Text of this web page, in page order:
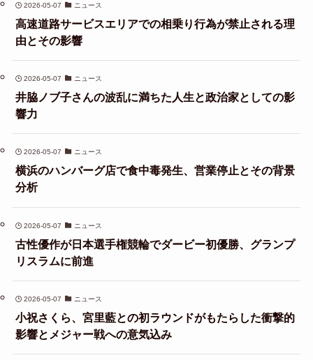
2026-05-07 ニュース
高速道路サービスエリアでの相乗り行為が禁止される理
由とその影響
2026-05-07 ニュース
井脇ノブ子さんの波乱に満ちた人生と政治家としての影
響力
2026-05-07 ニュース
横浜のハンバーグ店で食中毒発生、営業停止とその背景
分析
2026-05-07 ニュース
古性優作が日本選手権競輪でダービー初優勝、グランプ
リスラムに前進
2026-05-07 ニュース
小祝さくら、宮里藍との初ラウンドがもたらした衝撃的
影響とメジャー戦への意気込み